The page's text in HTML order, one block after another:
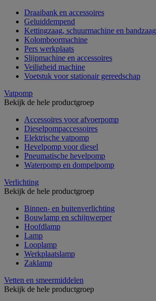
Draaibank en accessoires
Geluiddempend
Kettingzaag, schuurmachine en bandzaag
Kolomboormachine
Pers werkplaats
Slijpmachine en accessoires
Veiligheid machine
Voetstuk voor stationair gereedschap
Vatpomp
Bekijk de hele productgroep
Accessoires voor afvoerpomp
Dieselpompaccessoires
Elektrische vatpomp
Hevelpomp voor diesel
Pneumatische hevelpomp
Waterpomp en dompelpomp
Verlichting
Bekijk de hele productgroep
Binnen- en buitenverlichting
Bouwlamp en schijnwerper
Hoofdlamp
Lamp
Looplamp
Werkplaatslamp
Zaklamp
Vetten en smeermiddelen
Bekijk de hele productgroep